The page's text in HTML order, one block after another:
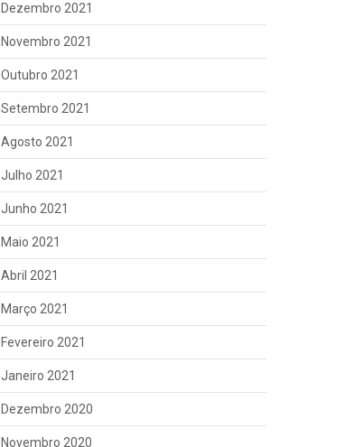
Dezembro 2021
Novembro 2021
Outubro 2021
Setembro 2021
Agosto 2021
Julho 2021
Junho 2021
Maio 2021
Abril 2021
Março 2021
Fevereiro 2021
Janeiro 2021
Dezembro 2020
Novembro 2020